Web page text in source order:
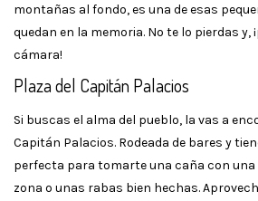
montañas al fondo, es una de esas
quedan en la memoria. No te lo pierdas y,
cámara!
Plaza del Capitán Palacios
Si buscas el alma del pueblo, la vas a
Capitán Palacios. Rodeada de bares y
perfecta para tomarte una caña con una
zona o unas rabas bien hechas.